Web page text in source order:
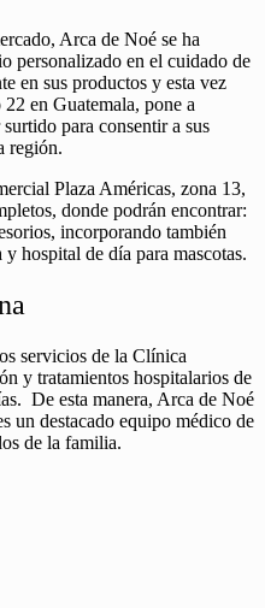
Arca de Noé se ha
personalizado en el cuidado de
en sus productos y esta vez
en Guatemala, pone a
para consentir a sus
región.
Plaza Américas, zona 13,
donde podrán encontrar:
incorporando también
hospital de día para mascotas.
servicios de la Clínica
y tratamientos hospitalarios de
De esta manera, Arca de Noé
un destacado equipo médico de
de la familia.